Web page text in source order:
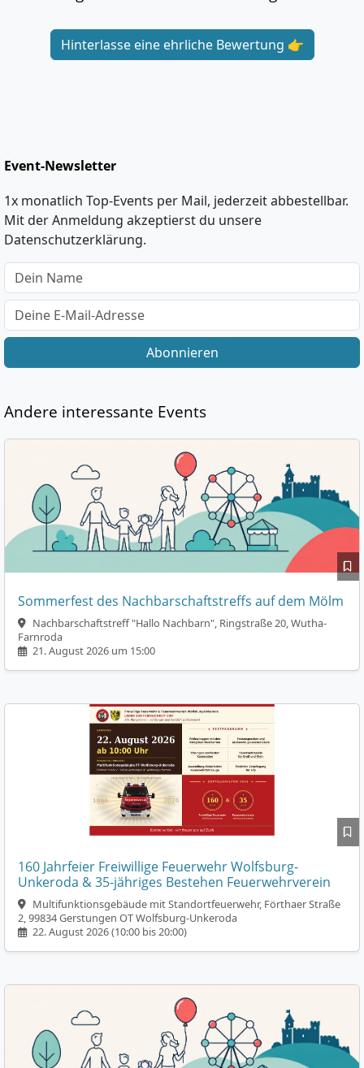
Hinterlasse eine ehrliche Bewertung 👉
Event-Newsletter
1x monatlich Top-Events per Mail, jederzeit abbestellbar.
Mit der Anmeldung akzeptierst du unsere
Datenschutzerklärung.
Abonnieren
Andere interessante Events
Sommerfest des Nachbarschaftstreffs auf dem Mölm
Nachbarschaftstreff "Hallo Nachbarn", Ringstraße 20, Wutha-
Farnroda
21. August 2026 um 15:00
160 Jahrfeier Freiwillige Feuerwehr Wolfsburg-
Unkeroda & 35-jähriges Bestehen Feuerwehrverein
Multifunktionsgebäude mit Standortfeuerwehr, Förthaer Straße
2, 99834 Gerstungen OT Wolfsburg-Unkeroda
22. August 2026 (10:00 bis 20:00)